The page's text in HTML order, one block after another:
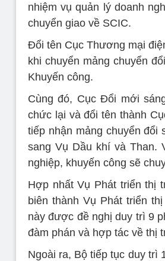
nhiệm vụ quản lý doanh
chuyển giao về SCIC.
Đổi tên Cục Thương mại
khi chuyển mảng chuyển
Khuyến công.
Cùng đó, Cục Đổi mới
chức lại và đổi tên thành
tiếp nhận mảng chuyển đổi
sang Vụ Dầu khí và Than.
nghiệp, khuyến công sẽ
Hợp nhất Vụ Phát triển thị
biên thành Vụ Phát triển
này được đề nghị duy trì 9
đàm phán và hợp tác về thị
Ngoài ra, Bộ tiếp tục duy trì